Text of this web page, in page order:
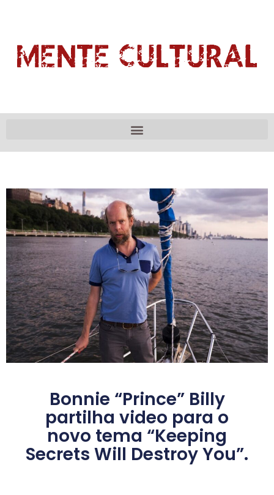
Bonnie “Prince” Billy
partilha video para o
novo tema “Keeping
Secrets Will Destroy You”.